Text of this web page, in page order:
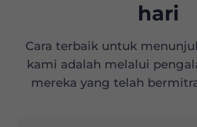
hari
Cara terbaik untuk
kami adalah melalui
mereka yang telah